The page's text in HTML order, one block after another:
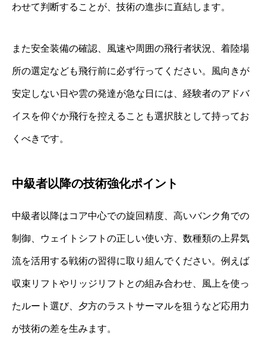
わせて判断することが、技術の進歩に直結します。
また安全装備の確認、風速や周囲の飛行者状況、着陸場
所の選定なども飛行前に必ず行ってください。風向きが
安定しない日や雲の発達が急な日には、経験者のアドバ
イスを仰ぐか飛行を控えることも選択肢として持ってお
くべきです。
中級者以降の技術強化ポイント
中級者以降はコア中心での旋回精度、高いバンク角での
制御、ウェイトシフトの正しい使い方、数種類の上昇気
流を活用する戦術の習得に取り組んでください。例えば
収束リフトやリッジリフトとの組み合わせ、風上を使っ
たルート選び、夕方のラストサーマルを狙うなど応用力
が技術の差を生みます。